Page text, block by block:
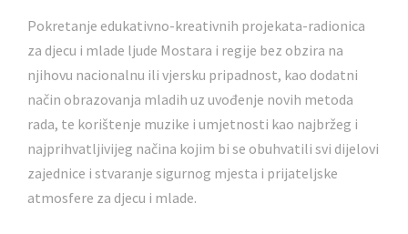
Pokretanje edukativno-kreativnih projekata-radionica
za djecu i mlade ljude Mostara i regije bez obzira na
njihovu nacionalnu ili vjersku pripadnost, kao dodatni
način obrazovanja mladih uz uvođenje novih metoda
rada, te korištenje muzike i umjetnosti kao najbržeg i
najprihvatljivijeg načina kojim bi se obuhvatili svi dijelovi
zajednice i stvaranje sigurnog mjesta i prijateljske
atmosfere za djecu i mlade.